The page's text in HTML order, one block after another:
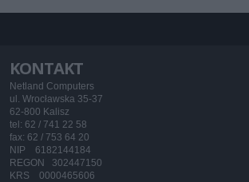
KONTAKT
Netland Computers
ul. Wrocławska 35-37
62-800 Kalisz
tel: 62 / 741 22 58
fax: 62 / 753 64 20
NIP 6182144184
REGON 302447150
KRS 0000465606